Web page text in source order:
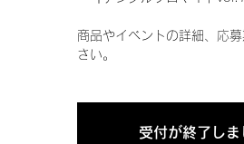
商品やイベントの詳細、応
さい。
受付が終了しま